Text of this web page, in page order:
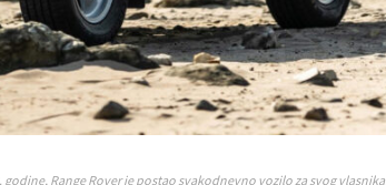
Range Rover je postao svakodnevno vozilo za svog vlasnika.